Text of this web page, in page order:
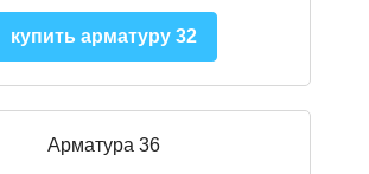
купить арматуру 32
Арматура 36